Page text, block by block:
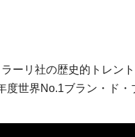
ーリ社の歴史的トレ
世界No.1ブラン・ド